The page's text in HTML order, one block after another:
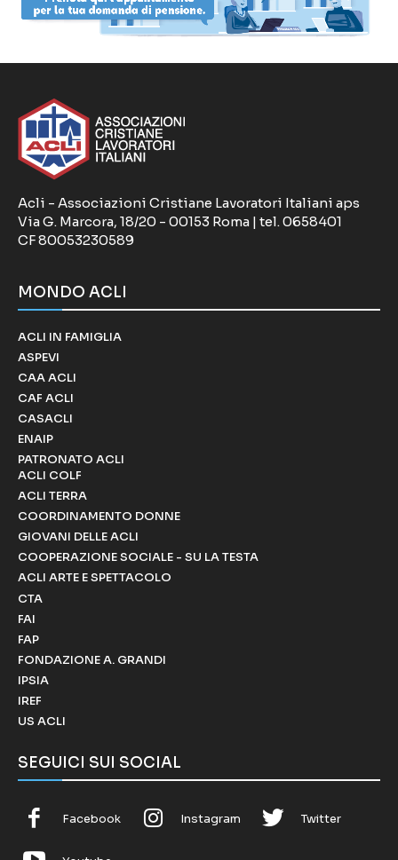
Acli - Associazioni Cristiane Lavoratori Italiani aps
Via G. Marcora, 18/20 - 00153 Roma | tel. 0658401
CF 80053230589
MONDO ACLI
ACLI IN FAMIGLIA
ASPEVI
CAA ACLI
CAF ACLI
CASACLI
ENAIP
PATRONATO ACLI
ACLI COLF
ACLI TERRA
COORDINAMENTO DONNE
GIOVANI DELLE ACLI
COOPERAZIONE SOCIALE - SU LA TESTA
ACLI ARTE E SPETTACOLO
CTA
FAI
FAP
FONDAZIONE A. GRANDI
IPSIA
IREF
US ACLI
SEGUICI SUI SOCIAL
Facebook Instagram Twitter